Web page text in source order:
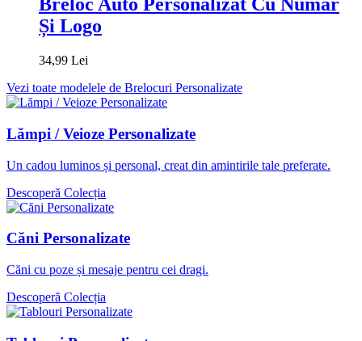
Breloc Auto Personalizat Cu Număr
Și Logo
34,99 Lei
Vezi toate modelele de Brelocuri Personalizate
Lămpi / Veioze Personalizate
Un cadou luminos și personal, creat din amintirile tale preferate.
Descoperă Colecția
Căni Personalizate
Căni cu poze și mesaje pentru cei dragi.
Descoperă Colecția